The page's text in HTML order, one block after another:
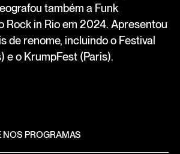
também a Funk
Rock in Rio em 2024. Apresentou
de renome, incluindo o Festival
e o KrumpFest (Paris).
NOS PROGRAMAS